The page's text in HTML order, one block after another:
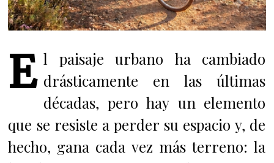
E l paisaje urbano ha cambiado
drásticamente en las últimas
décadas, pero hay un elemento
que se resiste a perder su espacio y, de
hecho, gana cada vez más terreno: la